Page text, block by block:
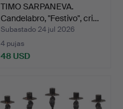
TIMO SARPANEVA.
Candelabro, "Festivo", cri…
Subastado 24 jul 2026
4 pujas
48 USD